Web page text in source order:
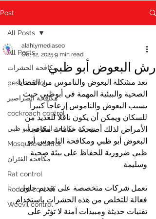
Post
All Posts
مكافحة الحشرات
pest control
مكافحة الصراصير
cockroach control
شركة مكافحة البعوض أبو ظبي
Mosquito control
مكافحة الفئران
Rat control
Rodent control
Weevil control
All Posts
رش البعوض أبو ظبي
alahlymediaseo
Oct 12, 2025 9 min read
تعد مشكلة البعوض والناموس من القضايا
الصحية والبيئية المهمة في أبوظبي حيث
يسبب البعوض والناموس إزعاجاً كبيراً
للسكان ويمكن أن يكون ناقلا للعديد من
الأمراض لذلك أصبحت خدمات مكافحة
البعوض أبو ظبي ومكافحة الناموس أبو
ظبي ضرورية للحفاظ على بيئة صحية
وسليمة
تعمل شركات متخصصة على تقديم حلول
فعالة للتخلص من هذه الحشرات باستخدام
تقنيات حديثة ومبيدات آمنة لا تؤثر على